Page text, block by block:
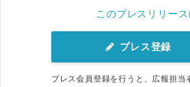
このプレスリリー
プレス登録
プレス会員登録を行うと、広報担